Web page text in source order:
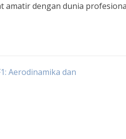
amatir dengan dunia
Aerodinamika dan